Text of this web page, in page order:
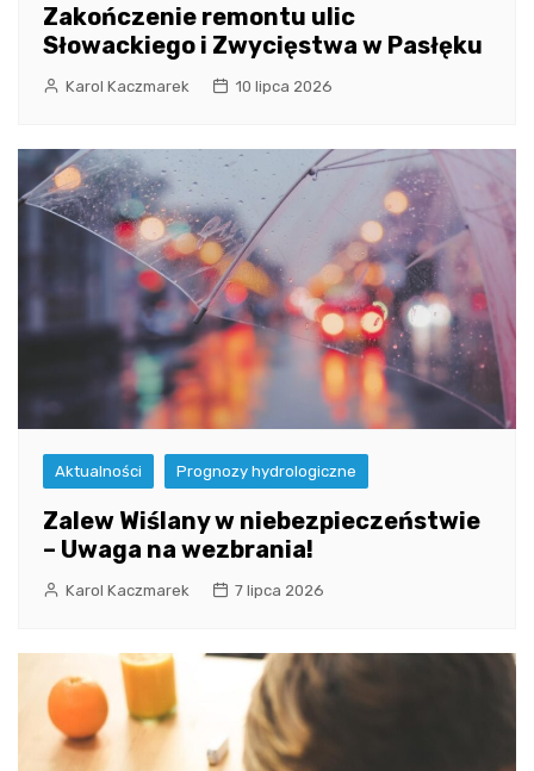
Zakończenie remontu ulic
Słowackiego i Zwycięstwa w Pasłęku
Karol Kaczmarek 10 lipca 2026
Aktualności Prognozy hydrologiczne
Zalew Wiślany w niebezpieczeństwie
– Uwaga na wezbrania!
Karol Kaczmarek 7 lipca 2026